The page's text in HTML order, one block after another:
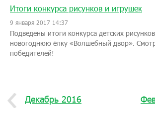
Итоги конкурса рисунков и игрушек
9 января 2017 14:37
Подведены итоги конкурса детских
новогоднюю ёлку «Волшебный двор».
победителей!
Декабрь 2016